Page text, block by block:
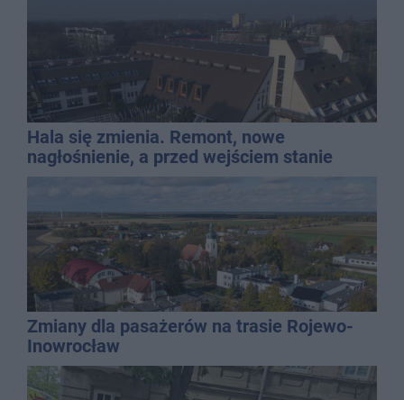
Hala się zmienia. Remont, nowe
nagłośnienie, a przed wejściem stanie
QEMETICA ARENA
Zmiany dla pasażerów na trasie Rojewo-
Inowrocław